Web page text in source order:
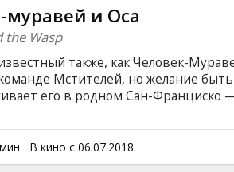
муравей и Оса
the Wasp
также, как Человек-
Мстителей, но желание
его в родном Сан-Франциско
не призывает Скотта
в противостоянии с
новая напарница — Оса. Фильм
В кино с 06.07.2018